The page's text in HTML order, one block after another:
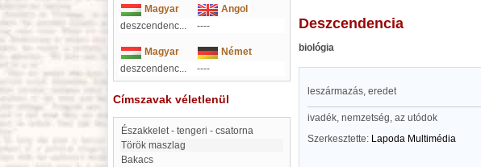
Magyar
Angol
deszcendenc...
----
Magyar
Német
deszcendenc...
----
Címszavak véletlenül
Északkelet - tengeri - csatorna
Török maszlag
Bakacs
deszcendencia
biológia
leszármazás, eredet
ivadék, nemzetség, az utódok
Szerkesztette: Lapoda Multimédia